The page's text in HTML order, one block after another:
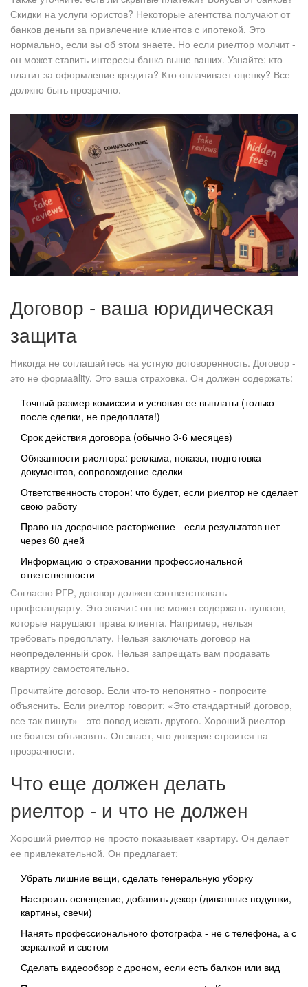
Скидки на услуги юристов? Некоторые агентства получают от
банков деньги за привлечение клиентов с ипотекой. Это
нормально, если вы об этом знаете. Но если риелтор молчит -
он может ставить интересы банка выше ваших. Узнайте: кто
платит за оформление кредита? Кто оплачивает оценку? Все
должно быть прозрачно.
Договор - ваша юридическая
защита
Никогда не соглашайтесь на устную договоренность. Договор -
это не формаality. Это ваша страховка. Он должен содержать:
Точный размер комиссии и условия ее выплаты (только
после сделки, не предоплата!)
Срок действия договора (обычно 3-6 месяцев)
Обязанности риелтора: реклама, показы, подготовка
документов, сопровождение сделки
Ответственность сторон: что будет, если риелтор не сделает
свою работу
Право на досрочное расторжение - если результатов нет
через 60 дней
Информацию о страховании профессиональной
ответственности
Согласно РГР, договор должен соответствовать
профстандарту. Это значит: он не может содержать пунктов,
которые нарушают права клиента. Например, нельзя
требовать предоплату. Нельзя заключать договор на
неопределенный срок. Нельзя запрещать вам продавать
квартиру самостоятельно.
Прочитайте договор. Если что-то непонятно - попросите
объяснить. Если риелтор говорит: «Это стандартный договор,
все так пишут» - это повод искать другого. Хороший риелтор
не боится объяснять. Он знает, что доверие строится на
прозрачности.
Что еще должен делать
риелтор - и что не должен
Хороший риелтор не просто показывает квартиру. Он делает
ее привлекательной. Он предлагает:
Убрать лишние вещи, сделать генеральную уборку
Настроить освещение, добавить декор (диванные подушки,
картины, свечи)
Нанять профессионального фотографа - не с телефона, а с
зеркалкой и светом
Сделать видеообзор с дроном, если есть балкон или вид